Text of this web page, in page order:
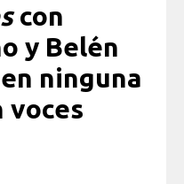
con
y Belén
ninguna
voces